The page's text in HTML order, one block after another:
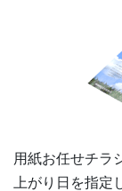
4,500部
用紙お任せチラ
上がり日を指定